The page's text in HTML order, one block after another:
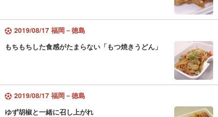
2019/08/17 福岡－徳島
もちもちした食感がたまらない「もつ焼きうどん」
2019/08/17 福岡－徳島
ゆず胡椒と一緒に召し上がれ